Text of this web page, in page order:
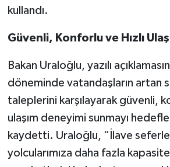
kullandı.
Güvenli, Konforlu ve Hızlı
Bakan Uraloğlu, yazılı
döneminde vatandaşların artan
taleplerini karşılayarak güvenli,
ulaşım deneyimi sunmayı
kaydetti. Uraloğlu, “İlave
yolcularımıza daha fazla